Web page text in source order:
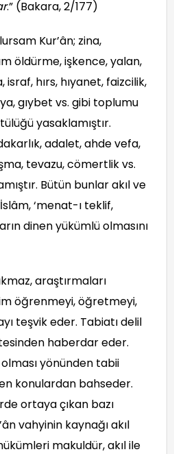
.” (Bakara, 2/177)
Kur’ân; zina,
öldürme, işkence, yalan,
hırs, hıyanet, faizcilik,
gıybet vs. gibi toplumu
yasaklamıştır.
adalet, ahde vefa,
tevazu, cömertlik vs.
Bütün bunlar akıl ve
‘menat-ı teklif,
dinen yükümlü olmasını
araştırmaları
öğrenmeyi, öğretmeyi,
teşvik eder. Tabiatı delil
haberdar eder.
yönünden tabii
konulardan bahseder.
ortaya çıkan bazı
vahyinin kaynağı akıl
makuldür, akıl ile